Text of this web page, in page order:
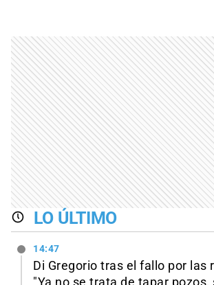
LO ÚLTIMO
14:47
Di Gregorio tras el fallo por las